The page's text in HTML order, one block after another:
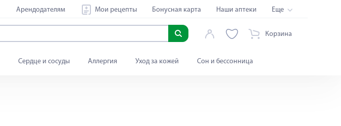
Арендодателям Мои рецепты Бонусная карта Наши аптеки Еще
Корзина
Сердце и сосуды Аллергия Уход за кожей Сон и бессонница